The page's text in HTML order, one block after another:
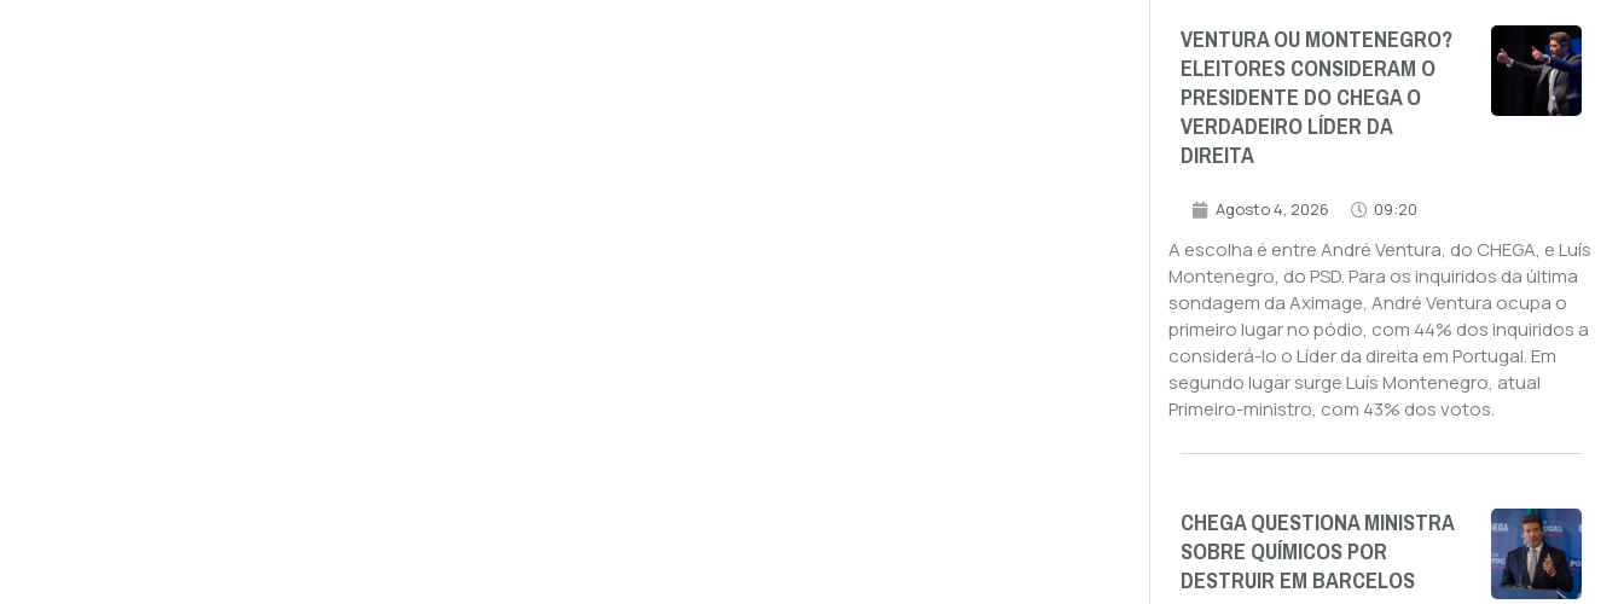
VENTURA OU MONTENEGRO?
ELEITORES CONSIDERAM O
PRESIDENTE DO CHEGA O
VERDADEIRO LÍDER DA
DIREITA
Agosto 4, 2026 09:20
A escolha é entre André Ventura, do CHEGA, e Luís
Montenegro, do PSD. Para os inquiridos da última
sondagem da Aximage, André Ventura ocupa o
primeiro lugar no pódio, com 44% dos inquiridos a
considerá-lo o Líder da direita em Portugal. Em
segundo lugar surge Luís Montenegro, atual
Primeiro-ministro, com 43% dos votos.
CHEGA QUESTIONA MINISTRA
SOBRE QUÍMICOS POR
DESTRUIR EM BARCELOS